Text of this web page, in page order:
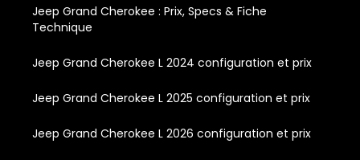
Jeep Grand Cherokee : Prix, Specs & Fiche
Technique
Jeep Grand Cherokee L 2024 configuration et prix
Jeep Grand Cherokee L 2025 configuration et prix
Jeep Grand Cherokee L 2026 configuration et prix